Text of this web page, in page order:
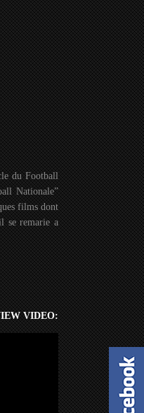
du Football
Nationale”
films dont
se remarie a
VIDEO: